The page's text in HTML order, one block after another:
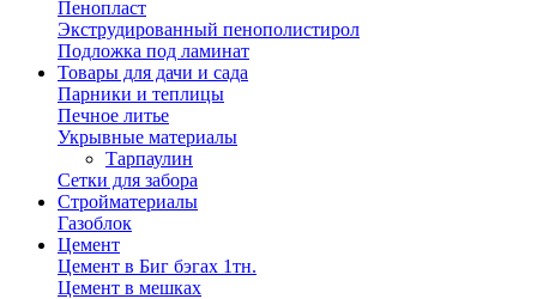
Пенопласт
Экструдированный пенополистирол
Подложка под ламинат
Товары для дачи и сада
Парники и теплицы
Печное литье
Укрывные материалы
Тарпаулин
Сетки для забора
Стройматериалы
Газоблок
Цемент
Цемент в Биг бэгах 1тн.
Цемент в мешках